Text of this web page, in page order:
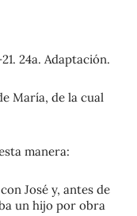
24a. Adaptación.
María, de la cual
manera:
José y, antes de
un hijo por obra